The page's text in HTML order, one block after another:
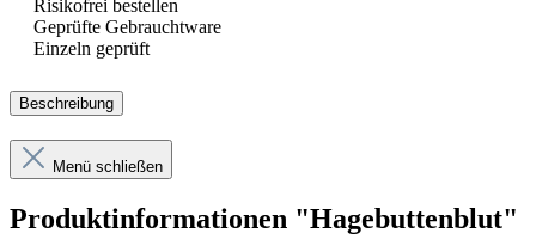
Risikofrei bestellen
Geprüfte Gebrauchtware
Einzeln geprüft
Beschreibung
Menü schließen
Produktinformationen "Hagebuttenblut"